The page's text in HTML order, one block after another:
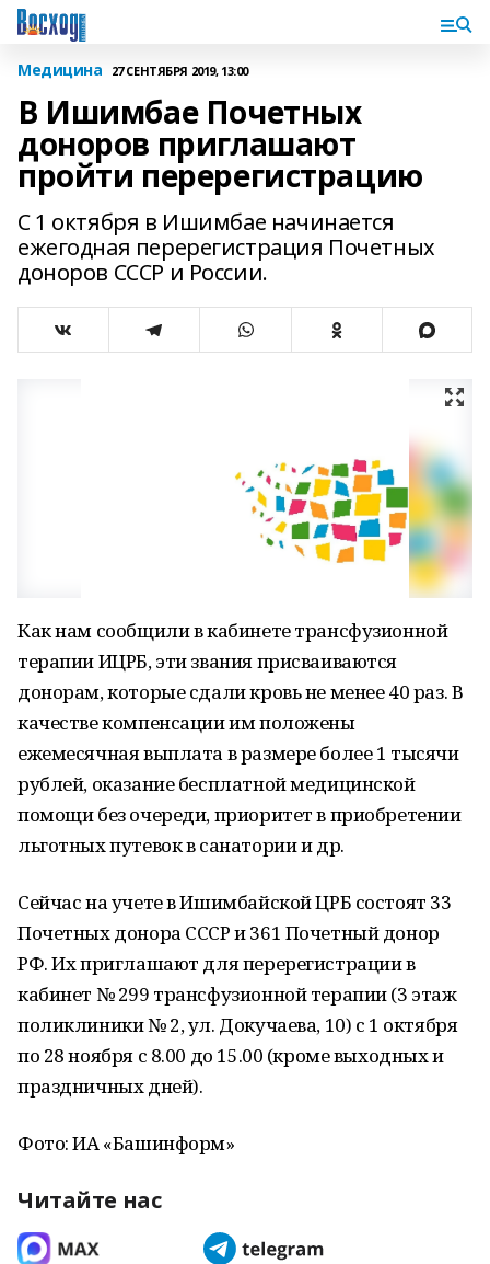
Медицина 27 СЕНТЯБРЯ 2019, 13:00
В Ишимбае Почетных
доноров приглашают
пройти перерегистрацию
С 1 октября в Ишимбае начинается
ежегодная перерегистрация Почетных
доноров СССР и России.
Как нам сообщили в кабинете трансфузионной
терапии ИЦРБ, эти звания присваиваются
донорам, которые сдали кровь не менее 40 раз. В
качестве компенсации им положены
ежемесячная выплата в размере более 1 тысячи
рублей, оказание бесплатной медицинской
помощи без очереди, приоритет в приобретении
льготных путевок в санатории и др.
Сейчас на учете в Ишимбайской ЦРБ состоят 33
Почетных донора СССР и 361 Почетный донор
РФ. Их приглашают для перерегистрации в
кабинет № 299 трансфузионной терапии (3 этаж
поликлиники № 2, ул. Докучаева, 10) с 1 октября
по 28 ноября с 8.00 до 15.00 (кроме выходных и
праздничных дней).
Фото: ИА «Башинформ»
Читайте нас